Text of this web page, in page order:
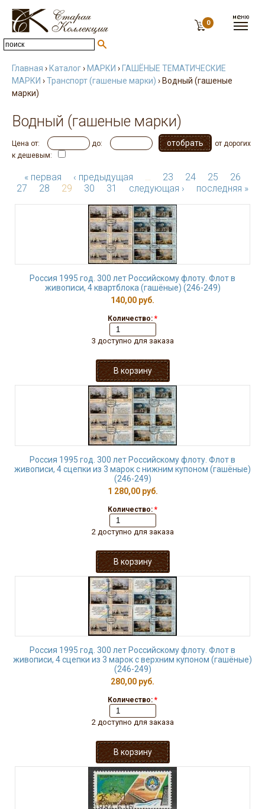
0
Главная › Каталог› МАРКИ › ГАШЁНЫЕ ТЕМАТИЧЕСКИЕ
МАРКИ ›Транспорт (гашеные марки) › Водный (гашеные
марки)
Водный (гашеные марки)
Цена от: до:
от дорогих
к дешевым:
« первая ‹ предыдущая … 23 24 25
26
27
28 29 30 31 следующая › последняя »
Россия 1995 год. 300 лет Российскому флоту. Флот в
живописи, 4 квартблока (гашёные) (246-249)
140,00 руб.
Количество: *
3 доступно для заказа
Россия 1995 год. 300 лет Российскому флоту. Флот в
живописи, 4 сцепки из 3 марок с нижним купоном (гашёные)
(246-249)
1 280,00 руб.
Количество: *
2 доступно для заказа
Россия 1995 год. 300 лет Российскому флоту. Флот в
живописи, 4 сцепки из 3 марок с верхним купоном (гашёные)
(246-249)
280,00 руб.
Количество: *
2 доступно для заказа